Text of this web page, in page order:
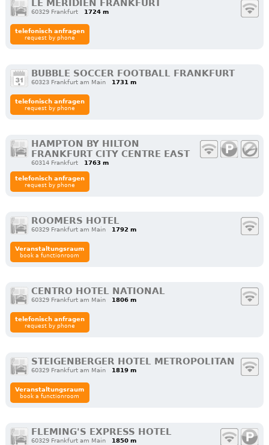
LE MÉRIDIEN FRANKFURT
60329 Frankfurt 1724 m
telefonisch anfragen
request by phone
BUBBLE SOCCER FOOTBALL FRANKFURT
60323 Frankfurt am Main 1731 m
telefonisch anfragen
request by phone
HAMPTON BY HILTON
FRANKFURT CITY CENTRE EAST
60314 Frankfurt 1763 m
telefonisch anfragen
request by phone
ROOMERS HOTEL
60329 Frankfurt am Main 1792 m
Veranstaltungsraum
book a functionroom
CENTRO HOTEL NATIONAL
60329 Frankfurt am Main 1806 m
telefonisch anfragen
request by phone
STEIGENBERGER HOTEL METROPOLITAN
60329 Frankfurt am Main 1819 m
Veranstaltungsraum
book a functionroom
FLEMING'S EXPRESS HOTEL
60329 Frankfurt am Main 1850 m